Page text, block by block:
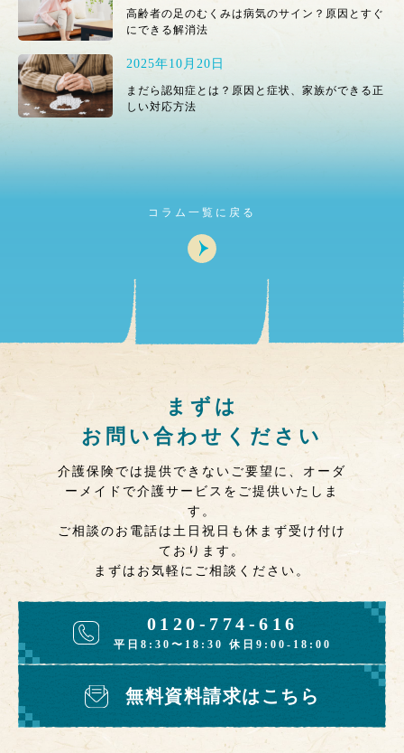
高齢者の足のむくみは病気のサイン？原因とすぐ
にできる解消法
2025年10月20日
まだら認知症とは？原因と症状、家族ができる正
しい対応方法
コラム一覧に戻る
まずは
お問い合わせください
介護保険では提供できないご要望に、オーダ
ーメイドで介護サービスをご提供いたしま
す。
ご相談のお電話は土日祝日も休まず受け付け
ております。
まずはお気軽にご相談ください。
0120-774-616
平日8:30〜18:30 休日9:00-18:00
無料資料請求はこちら